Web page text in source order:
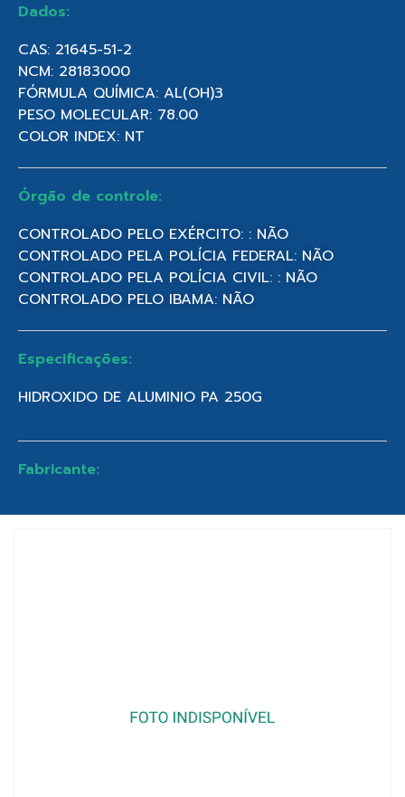
Dados:
CAS: 21645-51-2
NCM: 28183000
FÓRMULA QUÍMICA: AL(OH)3
PESO MOLECULAR: 78.00
COLOR INDEX: NT
Órgão de controle:
CONTROLADO PELO EXÉRCITO: : NÃO
CONTROLADO PELA POLÍCIA FEDERAL: NÃO
CONTROLADO PELA POLÍCIA CIVIL: : NÃO
CONTROLADO PELO IBAMA: NÃO
Especificações:
HIDROXIDO DE ALUMINIO PA 250G
Fabricante: